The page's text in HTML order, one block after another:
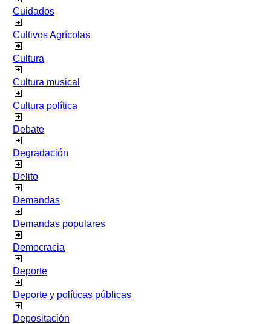
Cuidados
Cultivos Agrícolas
Cultura
Cultura musical
Cultura política
Debate
Degradación
Delito
Demandas
Demandas populares
Democracia
Deporte
Deporte y políticas públicas
Depositación